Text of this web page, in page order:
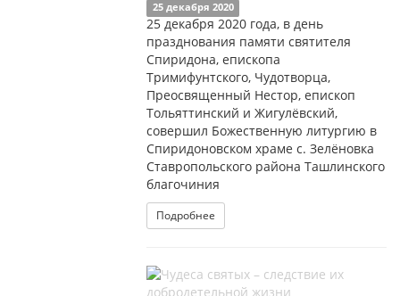
25 декабря 2020
25 декабря 2020 года, в день
празднования памяти святителя
Спиридона, епископа
Тримифунтского, Чудотворца,
Преосвященный Нестор, епископ
Тольяттинский и Жигулёвский,
совершил Божественную литургию в
Спиридоновском храме с. Зелёновка
Ставропольского района Ташлинского
благочиния
Подробнее